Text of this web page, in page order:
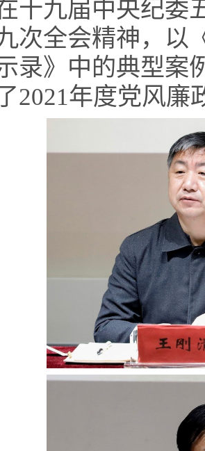
书记李永强进
在十九届中央
九次全会精神
了2021年度党